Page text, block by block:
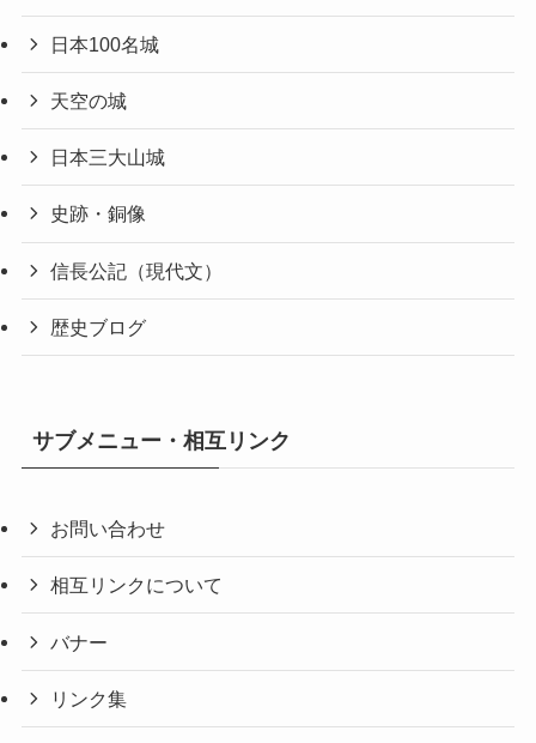
日本100名城
天空の城
日本三大山城
史跡・銅像
信長公記（現代文）
歴史ブログ
サブメニュー・相互リンク
お問い合わせ
相互リンクについて
バナー
リンク集